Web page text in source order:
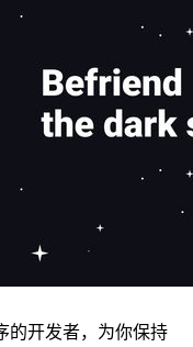
的开发者，为你保持